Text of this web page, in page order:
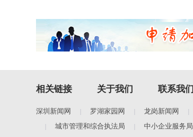
相关链接 关于我们 联系我们
深圳新闻网 罗湖家园网 龙岗新闻网
城市管理和综合执法局 中小企业服务局